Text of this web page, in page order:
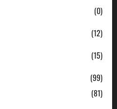
(0)
(12)
(15)
(99)
(81)